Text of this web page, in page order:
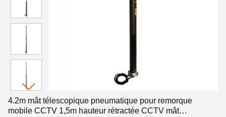
4.2m mât télescopique pneumatique pour remorque
mobile CCTV 1,5m hauteur rétractée CCTV mât